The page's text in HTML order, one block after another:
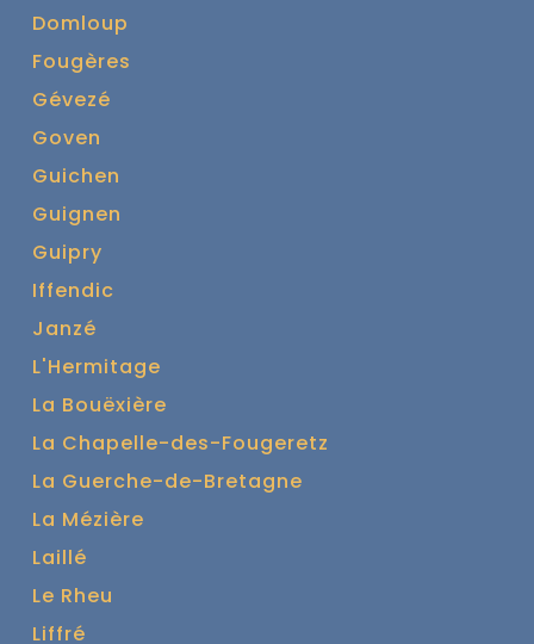
Domloup
Fougères
Gévezé
Goven
Guichen
Guignen
Guipry
Iffendic
Janzé
L'Hermitage
La Bouëxière
La Chapelle-des-Fougeretz
La Guerche-de-Bretagne
La Mézière
Laillé
Le Rheu
Liffré